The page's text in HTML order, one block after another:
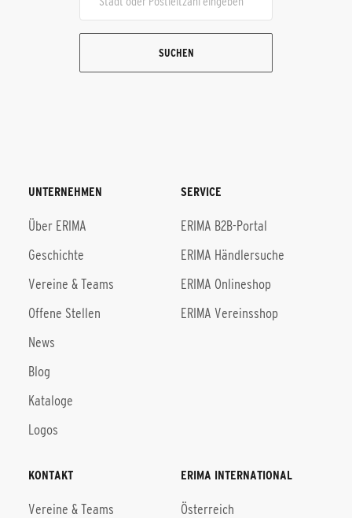
SUCHEN
UNTERNEHMEN
Über ERIMA
Geschichte
Vereine & Teams
Offene Stellen
News
Blog
Kataloge
Logos
SERVICE
ERIMA B2B-Portal
ERIMA Händlersuche
ERIMA Onlineshop
ERIMA Vereinsshop
KONTAKT
Vereine & Teams
ERIMA INTERNATIONAL
Österreich